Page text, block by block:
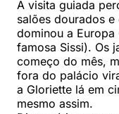
A visita guiada
salões dourados
dominou a
famosa Sissi). Os
começo do mês,
fora do palácio
a Gloriette lá em
mesmo assim.